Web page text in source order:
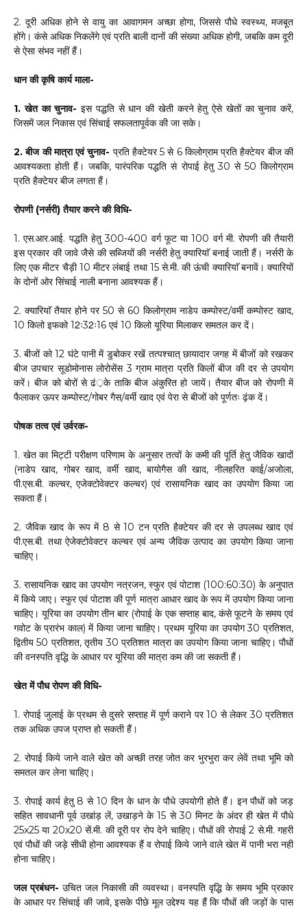
2. दूरी अधिक होने से वायु का आवागमन अच्छा होगा, जिससे पौधे स्वस्थ्य, मजबूत
होंगे। कंसे अधिक निकलेंगे एवं प्रति बाली दानों की संख्या अधिक होगी, जबकि कम दूरी
से ऐसा संभव नहीं हैं।
धान की कृषि कार्य माला-
1. खेत का चुनाव- इस पद्धति से धान की खेती करने हेतु ऐसे खेतों का चुनाव करें,
जिसमें जल निकास एवं सिंचाई सफलतापूर्वक की जा सके।
2. बीज की मात्रा एवं चुनाव- प्रति हैक्टेयर 5 से 6 किलोग्राम प्रति हैक्टेयर बीज की
आवश्यकता होती हैं। जबकि, पारंपरिक पद्धति से रोपाई हेतु 30 से 50 किलोग्राम
प्रति हैक्टेयर बीज लगता हैं।
रोपणी (नर्सरी) तैयार करने की विधि-
1. एस.आर.आई. पद्धति हेतु 300-400 वर्ग फूट या 100 वर्ग मी. रोपणी की तैयारी
इस प्रकार की जावे जैसे की सब्जियों की नर्सरी हेतु क्यारियाॅ बनाई जाती हैं। नर्सरी के
लिए एक मीटर चैड़ी 10 मीटर लंबाई तथा 15 से.मी. की ऊंची क्यारियाॅ बनावें। क्यारियों
के दोनों ओर सिंचाई नाली बनाना आवश्यक हैं।
2. क्यारियाॅ तैयार होने पर 50 से 60 किलोग्राम नाडेप कम्पोस्ट/वर्मी कम्पोस्ट खाद,
10 किलो इफको 12ः32ः16 एवं 10 किलो यूरिया मिलाकर समतल कर दें।
3. बीजों को 12 घंटे पानी में डुबोकर रखें तत्पश्चात् छायादार जगह में बीजों को रखकर
बीज उपचार सूडोमोनास लोरोसेंस 3 ग्राम मात्रा प्रति किलों बीज की दर से उपयोग
करें। बीज को बोरों से ढं़के ताकि बीज अंकुरित हो जायें। तैयार बीज को रोपणी में
फैलाकर ऊपर कम्पोस्ट/गोबर गैस/वर्मी खाद एवं पेरा से बीजों को पूर्णतः ढ़ंक दें।
पोषक तत्व एवं उर्वरक-
1. खेत का मिट्टी परीक्षण परिणाम के अनुसार तत्वों के कमी की पूर्ति हेतु जैविक खादों
(नाडेप खाद, गोबर खाद, वर्मी खाद, बायोगैस की खाद, नीलहरित काई/अजोला,
पी.एस.बी. कल्चर, एजेक्टोवेक्टर कल्चर) एवं रासायनिक खाद का उपयोग किया जा
सकता हैं।
2. जैविक खाद के रूप में 8 से 10 टन प्रति हैक्टेयर की दर से उपलब्ध खाद एवं
पी.एस.बी. तथा ऐजेक्टोवेक्टर कल्चर एवं अन्य जैविक उत्पाद का उपयोग किया जाना
चाहिए।
3. रासायनिक खाद का उपयोग नत्रजन, स्फुर एवं पोटाश (100:60:30) के अनुपात
में किये जाए। स्फुर एवं पोटाश की पूर्ण मात्रा आधार खाद के रूप में उपयोग किया जाना
चाहिए। यूरिया का उपयोग तीन बार (रोपाई के एक सप्ताह बाद, कंसे फूटने के समय एवं
गवोट के प्रारंभ काल) में किया जाना चाहिए। प्रथम यूरिया का उपयोग 30 प्रतिशत,
द्वितीय 50 प्रतिशत, तृतीय 30 प्रतिशत मात्रा का उपयोग किया जाना चाहिए। पौधों
की वनस्पति वृद्धि के आधार पर यूरिया की मात्रा कम की जा सकती हैं।
खेत में पौध रोपण की विधि-
1. रोपाई जुलाई के प्रथम से दुसरे सप्ताह में पूर्ण कराने पर 10 से लेकर 30 प्रतिशत
तक अधिक उपज प्राप्त हो सकती हैं।
2. रोपाई किये जाने वाले खेत को अच्छी तरह जोत कर भुरभुरा कर लेवें तथा भूमि को
समतल कर लेना चाहिए।
3. रोपाई कार्य हेतु 8 से 10 दिन के धान के पौधे उपयोगी होते हैं। इन पौधों को जड़
सहित सावधानी पूर्व उखांड़ लें, उखाड़ने के 15 से 30 मिनट के अंदर ही खेत में पौधे
25x25 या 20x20 सें.मी. की दूरी पर रोप देने चाहिए। पौधों की रोपाई 2 से.मी. गहरी
एवं पौधों की जड़े सीधी होना आवश्यक हैं व रोपाई किये जाने वाले खेत में पानी भरा नहीं
होना चाहिए।
जल प्रबंधन-उचित जल निकासी की व्यवस्था। वनस्पति वृद्धि के समय भूमि प्रकार
के आधार पर सिंचाई की जावे, इसके पीछे मूल उद्देश्य यह हैं कि पौधों की जड़ों के पास